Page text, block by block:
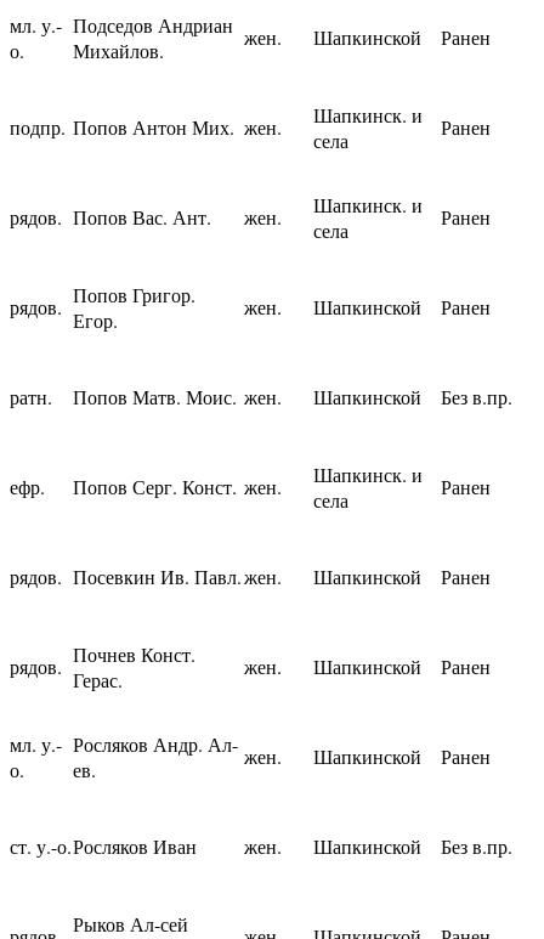
мл. у.-
о.
Подседов Андриан
Михайлов.
жен. Шапкинской Ранен
подпр. Попов Антон Мих. жен.
Шапкинск. и
села
Ранен
рядов. Попов Вас. Ант. жен.
Шапкинск. и
села
Ранен
рядов. Попов Григор.
Егор.
жен. Шапкинской Ранен
ратн. Попов Матв. Моис. жен. Шапкинской Без в.пр.
ефр. Попов Серг. Конст. жен.
Шапкинск. и
села
Ранен
рядов. Посевкин Ив. Павл.жен. Шапкинской Ранен
рядов. Почнев Конст.
Герас.
жен. Шапкинской Ранен
мл. у.-
о.
Росляков Андр. Ал-
ев.
жен. Шапкинской Ранен
ст. у.-о.Росляков Иван жен. Шапкинской Без в.пр.
Рыков Ал-сей